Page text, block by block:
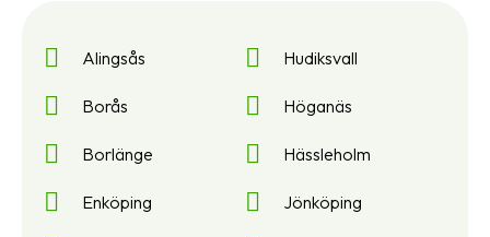
Alingsås
Borås
Borlänge
Enköping
Hudiksvall
Höganäs
Hässleholm
Jönköping